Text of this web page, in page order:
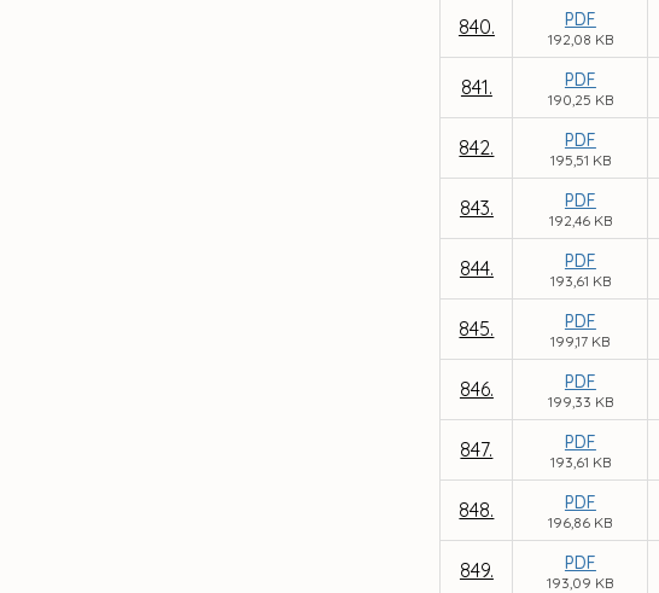
840. PDF
192,08 KB
841. PDF
190,25 KB
842. PDF
195,51 KB
843. PDF
192,46 KB
844. PDF
193,61 KB
845. PDF
199,17 KB
846. PDF
199,33 KB
847. PDF
193,61 KB
848. PDF
196,86 KB
849. PDF
193,09 KB